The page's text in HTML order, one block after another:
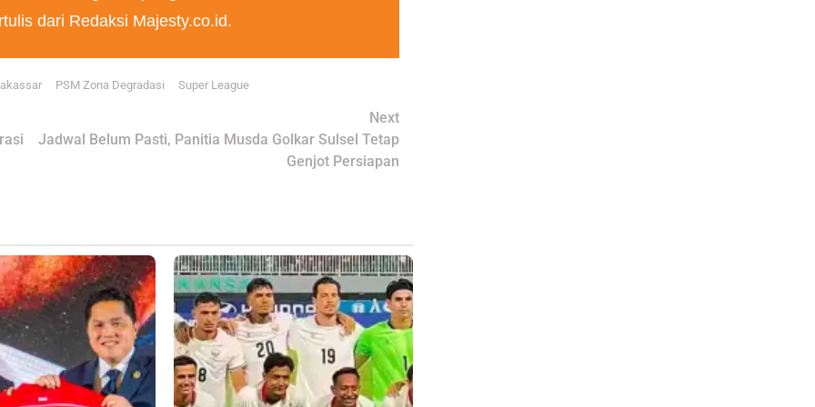
dari Redaksi Majesty.co.id.
PSM Zona Degradasi Super League
Next
Jadwal Belum Pasti, Panitia Musda Golkar Sulsel Tetap
Genjot Persiapan